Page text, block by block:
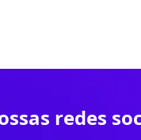
redes